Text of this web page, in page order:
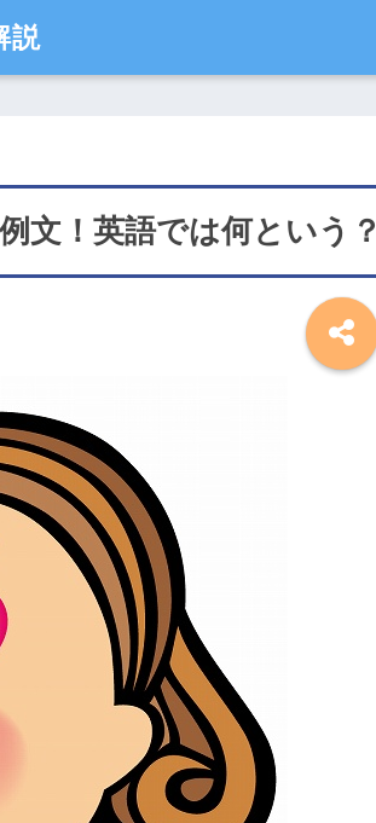
説
文！英語では何という？